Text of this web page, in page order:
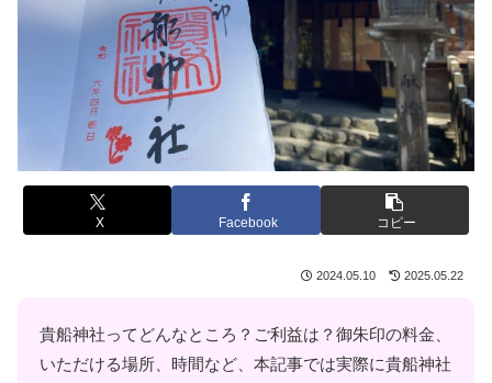
X Facebook コピー
2024.05.10 2025.05.22
貴船神社ってどんなところ？ご利益は？御朱印の料金、
いただける場所、時間など、本記事では実際に貴船神社